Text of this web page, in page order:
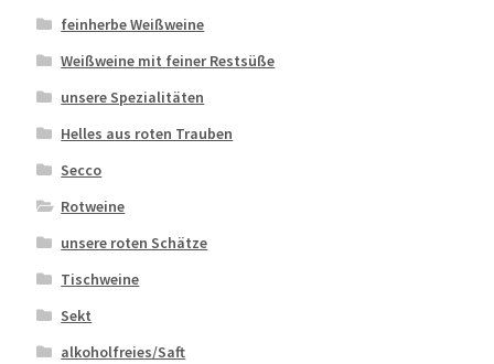
feinherbe Weißweine
Weißweine mit feiner Restsüße
unsere Spezialitäten
Helles aus roten Trauben
Secco
Rotweine
unsere roten Schätze
Tischweine
Sekt
alkoholfreies/Saft